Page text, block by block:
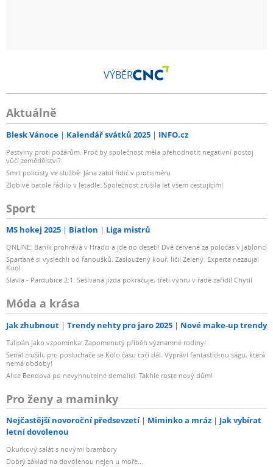
VÝBĚR
Aktuálně
Blesk Vánoce Kalendář svátků 2025 INFO.cz
Pastviny proti požárům. Proč by společnost měla přehodnotit negativní postoj
vůči zemědělství?
Smrt policisty ve službě: Jána zabil řidič v protisměru
Zlobivé batole řádilo v letadle: Společnost zrušila let všem cestujícím!
Sport
MS hokej 2025 Biatlon Liga mistrů
ONLINE: Baník prohrává v Hradci a jde do deseti! Dvě červené za poločas v Jablonci
Sparťané si vyslechli od fanoušků. Zasloužený kouř, líčil Zelený. Experta nezaujal
Kuol
Slavia - Pardubice 2:1. Sešívaná jízda pokračuje, třetí výhru v řadě zařídil Chytil
Móda a krása
Jak zhubnout Trendy nehty pro jaro 2025 Nové make-up trendy
Tulipán jako vzpomínka: Zapomenutý příběh významné rodiny!
Seriál zrušili, pro posluchače se Kolo času točí dál. Vypráví fantastickou ságu, která
nemá obdoby!
Alice Bendová po nevyhnutelné demolici: Takhle roste nový dům!
Pro ženy a maminky
Nejčastější novoroční předsevzetí Miminko a mráz
Jak vybírat
letní dovolenou
Okurkový salát s novými brambory
Dobrý základ na dovolenou nejen u moře...